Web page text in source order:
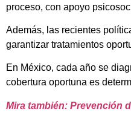
proceso, con apoyo
Además, las recientes
garantizar tratamientos
En México, cada año se
cobertura oportuna es
Mira también: Prevención